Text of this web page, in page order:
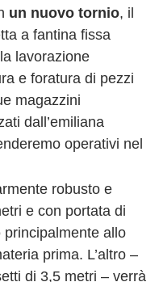
un nuovo tornio, il
a fantina fissa
lavorazione
e foratura di pezzi
magazzini
dall’emiliana
operativi nel
robusto e
e con portata di
allo
prima. L’altro –
di 3,5 metri – verrà